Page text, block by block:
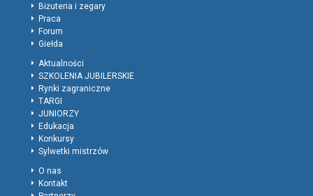
Biżuteria i zegary
Praca
Forum
Giełda
Aktualności
SZKOLENIA JUBILERSKIE
Rynki zagraniczne
TARGI
JUNIORZY
Edukacja
Konkursy
Sylwetki mistrzów
O nas
Kontakt